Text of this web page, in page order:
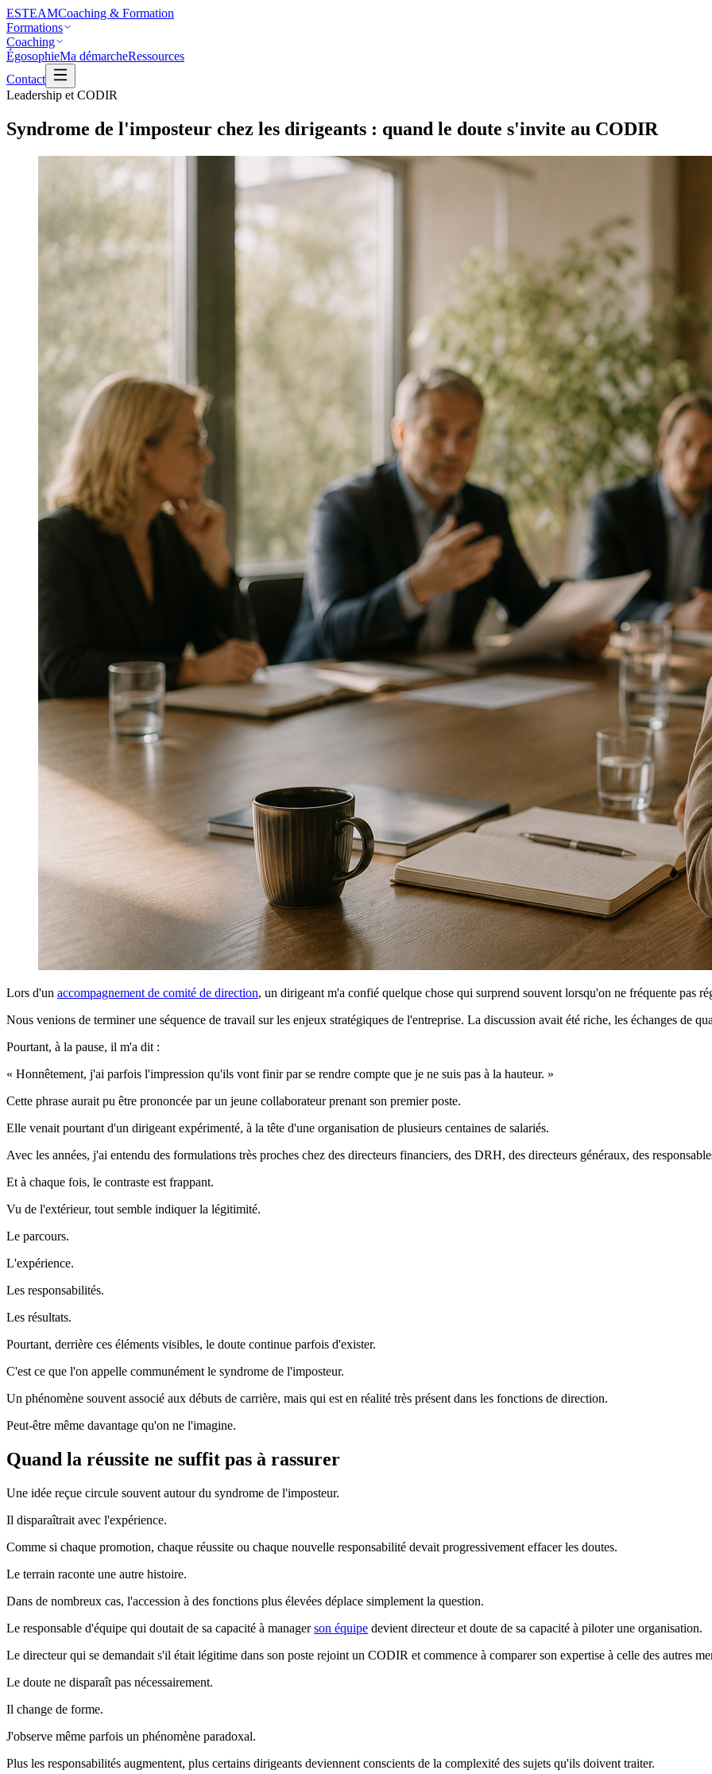
ESTEAMCoaching & Formation
Formations
Coaching
ÉgosophieMa démarcheRessources
Contact
Leadership et CODIR
Syndrome de l'imposteur chez les dirigeants : quand le doute s'invite au CODIR
Lors d'un accompagnement de comité de direction, un dirigeant m'a confié quelque chose qui surprend souvent lorsqu'on ne fréquente pas
Nous venions de terminer une séquence de travail sur les enjeux stratégiques de l'entreprise. La discussion avait été riche, les échanges de
Pourtant, à la pause, il m'a dit :
« Honnêtement, j'ai parfois l'impression qu'ils vont finir par se rendre compte que je ne suis pas à la hauteur. »
Cette phrase aurait pu être prononcée par un jeune collaborateur prenant son premier poste.
Elle venait pourtant d'un dirigeant expérimenté, à la tête d'une organisation de plusieurs centaines de salariés.
Avec les années, j'ai entendu des formulations très proches chez des directeurs financiers, des DRH, des directeurs généraux, des
Et à chaque fois, le contraste est frappant.
Vu de l'extérieur, tout semble indiquer la légitimité.
Le parcours.
L'expérience.
Les responsabilités.
Les résultats.
Pourtant, derrière ces éléments visibles, le doute continue parfois d'exister.
C'est ce que l'on appelle communément le syndrome de l'imposteur.
Un phénomène souvent associé aux débuts de carrière, mais qui est en réalité très présent dans les fonctions de direction.
Peut-être même davantage qu'on ne l'imagine.
Quand la réussite ne suffit pas à rassurer
Une idée reçue circule souvent autour du syndrome de l'imposteur.
Il disparaîtrait avec l'expérience.
Comme si chaque promotion, chaque réussite ou chaque nouvelle responsabilité devait progressivement effacer les doutes.
Le terrain raconte une autre histoire.
Dans de nombreux cas, l'accession à des fonctions plus élevées déplace simplement la question.
Le responsable d'équipe qui doutait de sa capacité à manager son équipe devient directeur et doute de sa capacité à piloter une organisation.
Le directeur qui se demandait s'il était légitime dans son poste rejoint un CODIR et commence à comparer son expertise à celle des autres
Le doute ne disparaît pas nécessairement.
Il change de forme.
J'observe même parfois un phénomène paradoxal.
Plus les responsabilités augmentent, plus certains dirigeants deviennent conscients de la complexité des sujets qu'ils doivent traiter.